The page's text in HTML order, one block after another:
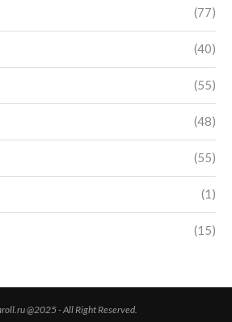
(77)
(40)
(55)
(48)
(55)
(1)
(15)
@2025 - All Right Reserved.